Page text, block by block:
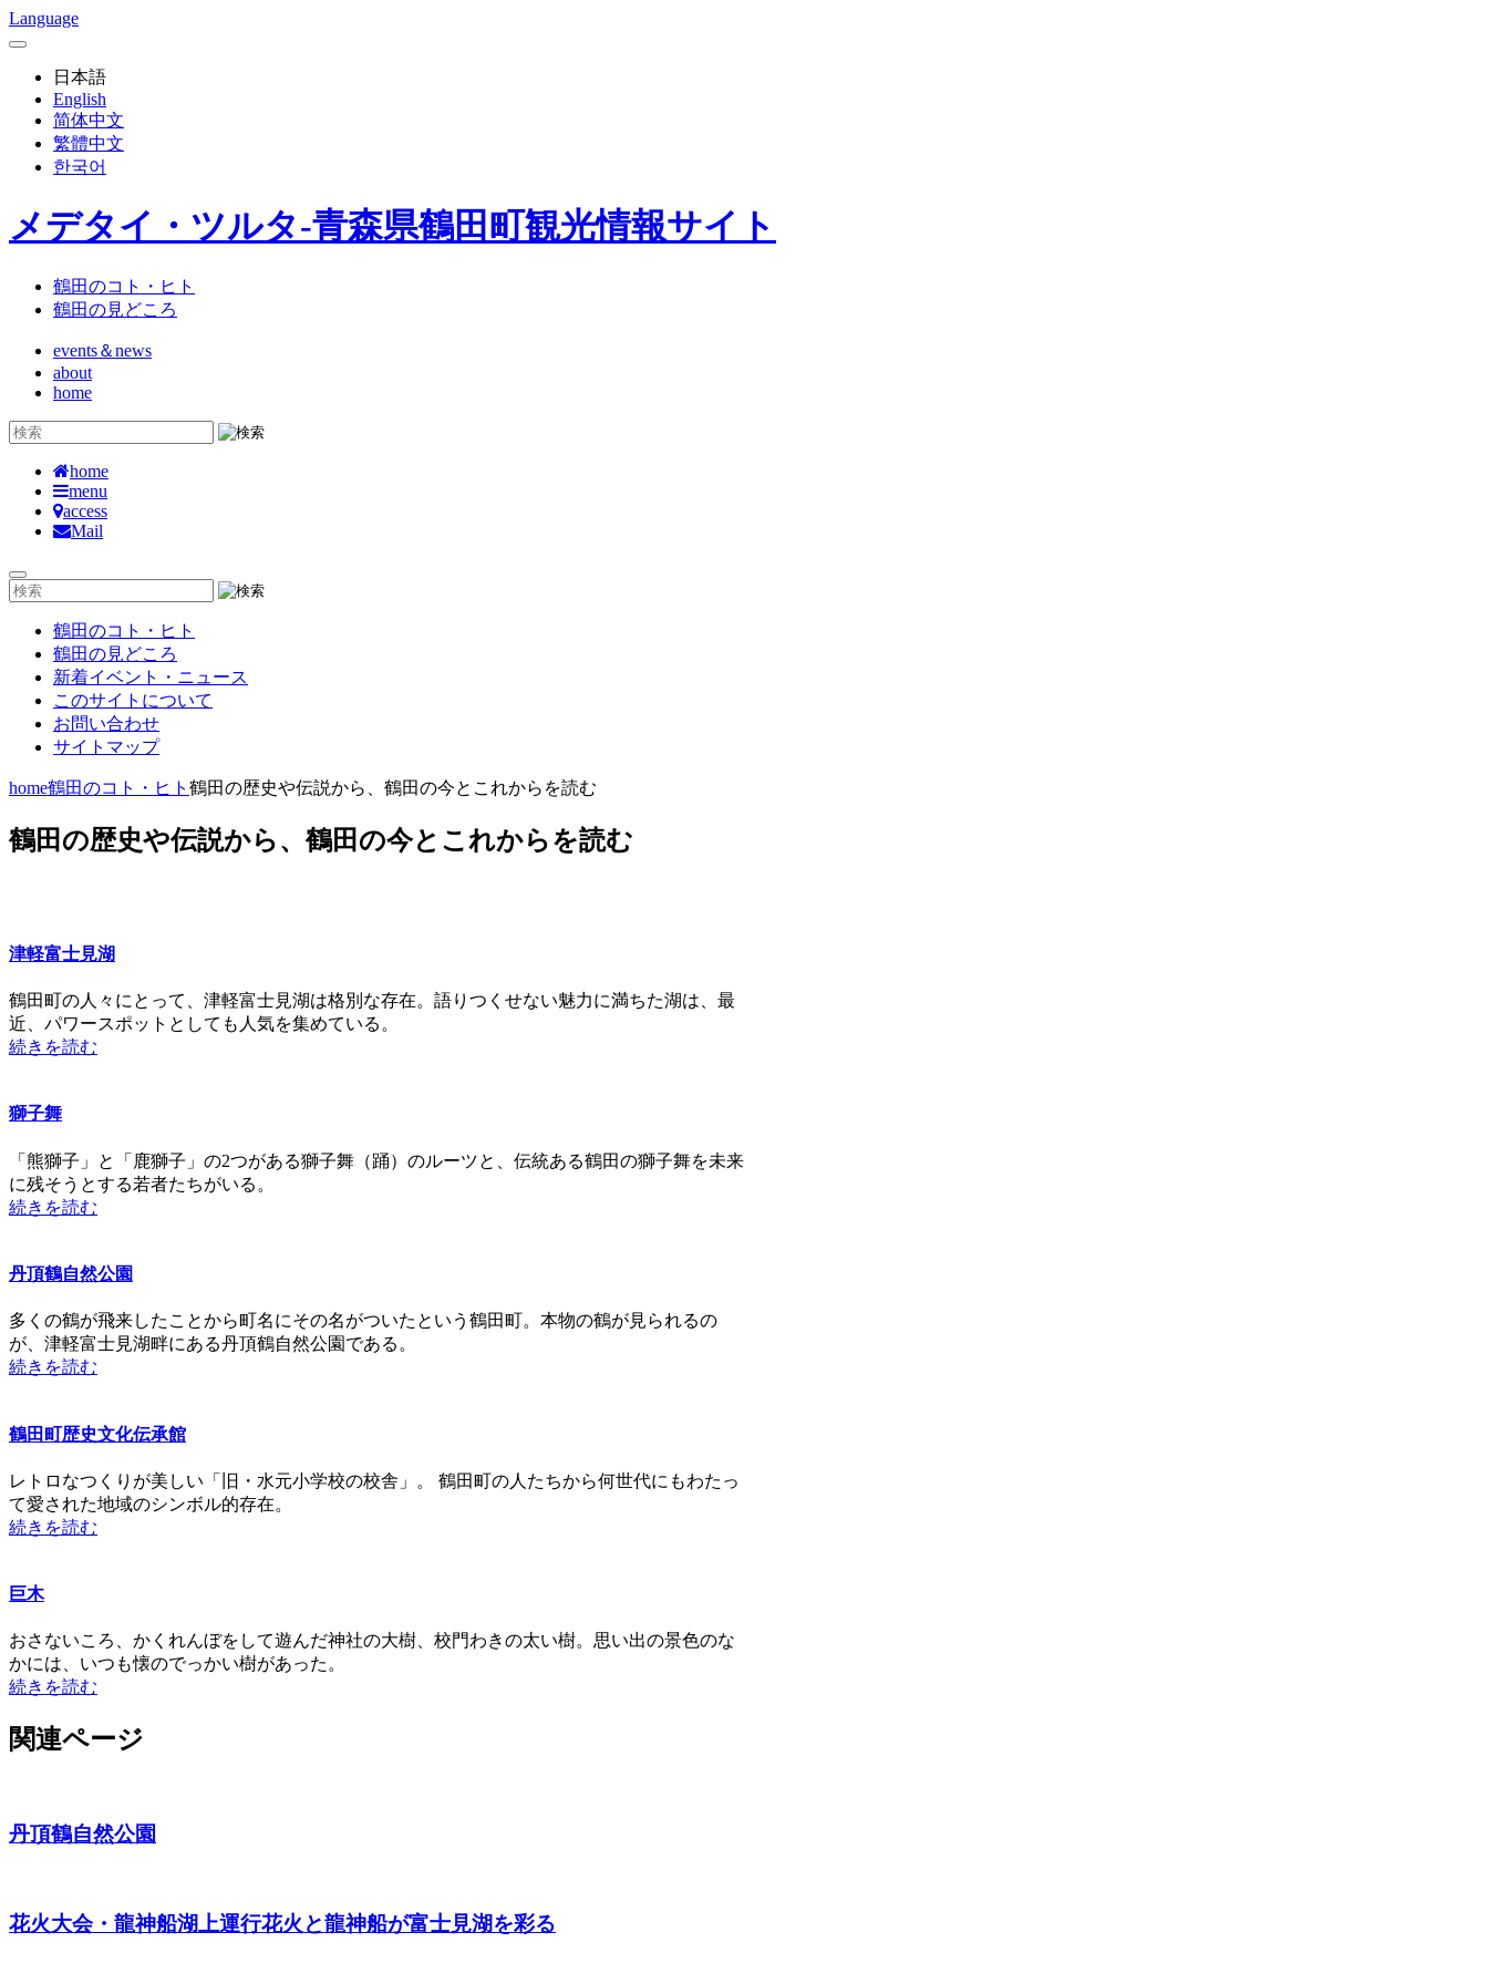
Language
日本語
English
简体中文
繁體中文
한국어
メデタイ・ツルタ-青森県鶴田町観光情報サイト
鶴田のコト・ヒト
鶴田の見どころ
events＆news
about
home
home
menu
access
Mail
鶴田のコト・ヒト
鶴田の見どころ
新着イベント・ニュース
このサイトについて
お問い合わせ
サイトマップ
home鶴田のコト・ヒト 鶴田の歴史や伝説から、鶴田の今とこれからを読む
鶴田の歴史や伝説から、鶴田の今とこれからを読む
津軽富士見湖
鶴田町の人々にとって、津軽富士見湖は格別な存在。語りつくせない魅力に満ちた湖は、最
近、パワースポットとしても人気を集めている。
続きを読む
獅子舞
「熊獅子」と「鹿獅子」の2つがある獅子舞（踊）のルーツと、伝統ある鶴田の獅子舞を未来
に残そうとする若者たちがいる。
続きを読む
丹頂鶴自然公園
多くの鶴が飛来したことから町名にその名がついたという鶴田町。本物の鶴が見られるの
が、津軽富士見湖畔にある丹頂鶴自然公園である。
続きを読む
鶴田町歴史文化伝承館
レトロなつくりが美しい「旧・水元小学校の校舎」。 鶴田町の人たちから何世代にもわたっ
て愛された地域のシンボル的存在。
続きを読む
巨木
おさないころ、かくれんぼをして遊んだ神社の大樹、校門わきの太い樹。思い出の景色のな
かには、いつも懐のでっかい樹があった。
続きを読む
関連ページ
丹頂鶴自然公園
花火大会・龍神船湖上運行花火と龍神船が富士見湖を彩る